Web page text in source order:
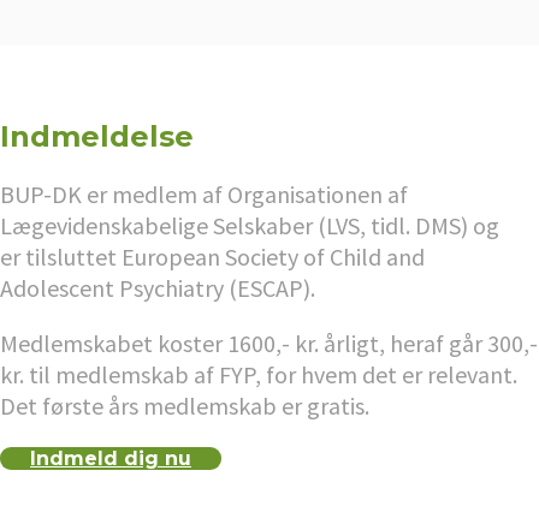
Indmeldelse
BUP-DK er medlem af Organisationen af
Lægevidenskabelige Selskaber (LVS, tidl. DMS) og
er tilsluttet European Society of Child and
Adolescent Psychiatry (ESCAP).
Medlemskabet koster 1600,- kr. årligt, heraf går 300,-
kr. til medlemskab af FYP, for hvem det er relevant.
Det første års medlemskab er gratis.
Indmeld dig nu